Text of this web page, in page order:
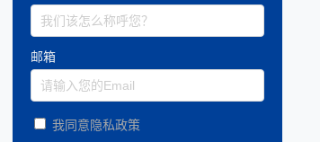
邮箱
我同意隐私政策